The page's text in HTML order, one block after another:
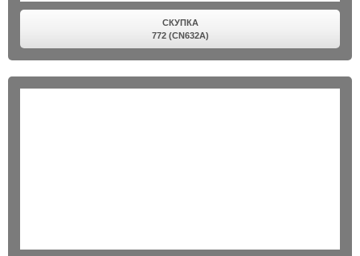
СКУПКА
772 (CN632A)